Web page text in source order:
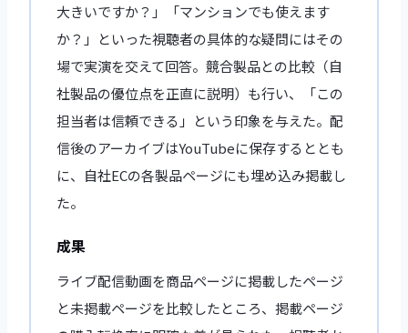
大きいですか？」「マンションでも使えます
か？」といった視聴者の具体的な疑問にはその
場で実演を交えて回答。競合製品との比較（自
社製品の優位点を正直に説明）も行い、「この
担当者は信頼できる」という印象を与えた。配
信後のアーカイブはYouTubeに保存するととも
に、自社ECの各製品ページにも埋め込み掲載し
た。
成果
ライブ配信動画を商品ページに掲載したページ
と未掲載ページを比較したところ、掲載ページ